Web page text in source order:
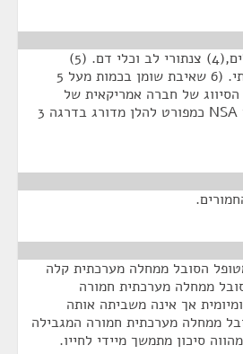
(3) טיפול בכלי דם גדולים,(4) צנתורי לב וכלי דם. (5)
חדירה לחלל תוך גולגולתי. (6 שאיבת שומן בכמות מעל 5
שלפי הסיווג של חברה אמריקאית של
רופאים המקצועיים להלן NSA כמפורט להלן מדורג בדרגה 3
מטופל עורי (2) מטופל הסובל ממחלה מערכתית קלה
מטופל הסובל ממחלה מערכתית חמורה
אך אינה משביתה אותה
הסובל ממחלה מערכתית חמורה המגבילה
סיכון מתמשך מיידי לחייו.